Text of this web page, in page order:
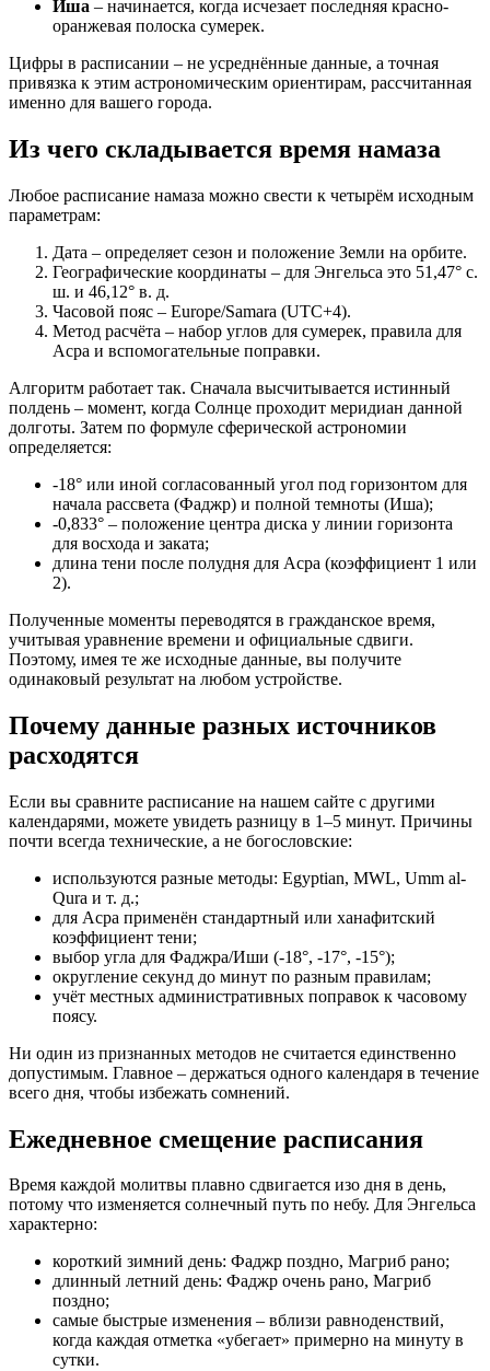
Иша – начинается, когда исчезает последняя красно-
оранжевая полоска сумерек.
Цифры в расписании – не усреднённые данные, а точная
привязка к этим астрономическим ориентирам, рассчитанная
именно для вашего города.
Из чего складывается время намаза
Любое расписание намаза можно свести к четырём исходным
параметрам:
Дата – определяет сезон и положение Земли на орбите.
Географические координаты – для Энгельса это 51,47° с.
ш. и 46,12° в. д.
Часовой пояс – Europe/Samara (UTC+4).
Метод расчёта – набор углов для сумерек, правила для
Асра и вспомогательные поправки.
Алгоритм работает так. Сначала высчитывается истинный
полдень – момент, когда Солнце проходит меридиан данной
долготы. Затем по формуле сферической астрономии
определяется:
-18° или иной согласованный угол под горизонтом для
начала рассвета (Фаджр) и полной темноты (Иша);
-0,833° – положение центра диска у линии горизонта
для восхода и заката;
длина тени после полудня для Асра (коэффициент 1 или
2).
Полученные моменты переводятся в гражданское время,
учитывая уравнение времени и официальные сдвиги.
Поэтому, имея те же исходные данные, вы получите
одинаковый результат на любом устройстве.
Почему данные разных источников
расходятся
Если вы сравните расписание на нашем сайте с другими
календарями, можете увидеть разницу в 1–5 минут. Причины
почти всегда технические, а не богословские:
используются разные методы: Egyptian, MWL, Umm al-
Qura и т. д.;
для Асра применён стандартный или ханафитский
коэффициент тени;
выбор угла для Фаджра/Иши (-18°, ‑17°, ‑15°);
округление секунд до минут по разным правилам;
учёт местных административных поправок к часовому
поясу.
Ни один из признанных методов не считается единственно
допустимым. Главное – держаться одного календаря в течение
всего дня, чтобы избежать сомнений.
Ежедневное смещение расписания
Время каждой молитвы плавно сдвигается изо дня в день,
потому что изменяется солнечный путь по небу. Для Энгельса
характерно:
короткий зимний день: Фаджр поздно, Магриб рано;
длинный летний день: Фаджр очень рано, Магриб
поздно;
самые быстрые изменения – вблизи равноденствий,
когда каждая отметка «убегает» примерно на минуту в
сутки.